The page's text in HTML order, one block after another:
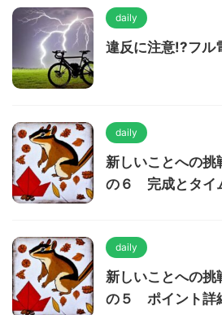
daily
違反に注意!?フル
daily
新しいことへの
の６ 完成とタイ
daily
新しいことへの
の５ ポイント詳